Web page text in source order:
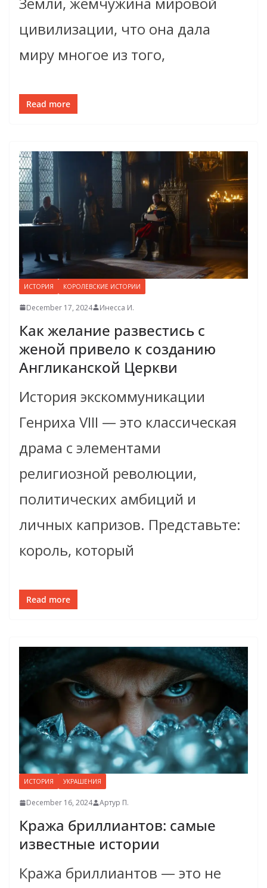
цивилизации, что она дала
миру многое из того,
Read more
ИСТОРИЯ КОРОЛЕВСКИЕ ИСТОРИИ
December 17, 2024 Инесса И.
Как желание развестись с
женой привело к созданию
Англиканской Церкви
История экскоммуникации
Генриха VIII — это классическая
драма с элементами
религиозной революции,
политических амбиций и
личных капризов. Представьте:
король, который
Read more
ИСТОРИЯ УКРАШЕНИЯ
December 16, 2024 Артур П.
Кража бриллиантов: самые
известные истории
Кража бриллиантов — это не